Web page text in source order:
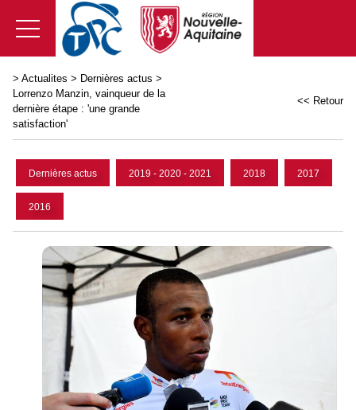
> Actualites > Dernières actus >
Lorrenzo Manzin, vainqueur de la
dernière étape : 'une grande
satisfaction'
<< Retour
Dernières actus 2019 - 2020 - 2021 2018 2017
2016